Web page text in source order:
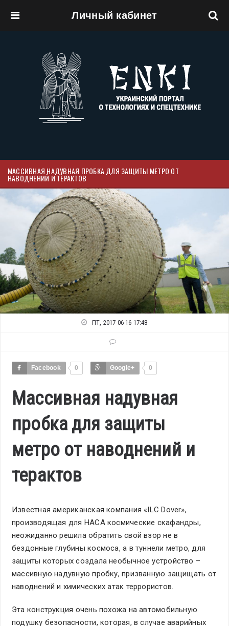
Личный кабинет
МАССИВНАЯ НАДУВНАЯ ПРОБКА ДЛЯ ЗАЩИТЫ МЕТРО ОТ
НАВОДНЕНИЙ И ТЕРАКТОВ
ПТ, 2017-06-16 17:48
Facebook 0 Google+ 0
Массивная надувная
пробка для защиты
метро от наводнений и
терактов
Известная американская компания «ILC Dover»,
производящая для НАСА космические скафандры,
неожиданно решила обратить свой взор не в
бездонные глубины космоса, а в туннели метро, для
защиты которых создала необычное устройство –
массивную надувную пробку, призванную защищать от
наводнений и химических атак террористов.
Эта конструкция очень похожа на автомобильную
подушку безопасности, которая, в случае аварийных